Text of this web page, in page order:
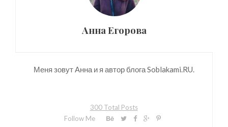
Анна Егорова
Меня зовут Анна и я автор блога Soblakami.RU.
300 Total Posts
Follow Me